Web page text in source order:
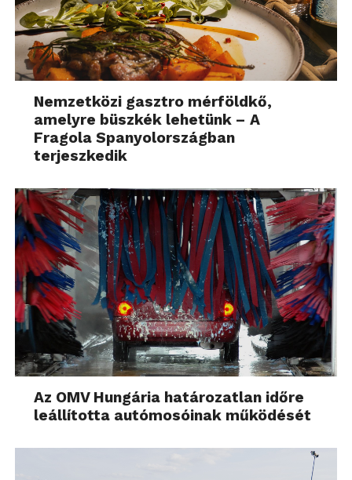
Nemzetközi gasztro mérföldkő,
amelyre büszkék lehetünk – A
Fragola Spanyolországban
terjeszkedik
Az OMV Hungária határozatlan időre
leállította autómosóinak működését